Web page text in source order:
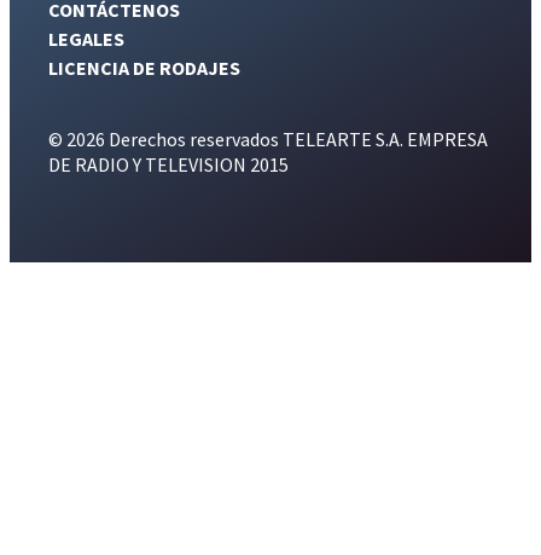
CONTÁCTENOS
LEGALES
LICENCIA DE RODAJES
© 2026 Derechos reservados TELEARTE S.A. EMPRESA
DE RADIO Y TELEVISION 2015